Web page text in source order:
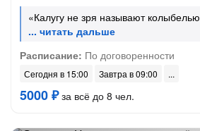
«Калугу не зря называют колыбелью
Расписание: По договоренности
Сегодня в 15:00 Завтра в 09:00
5000 ₽за всё до 8 чел.